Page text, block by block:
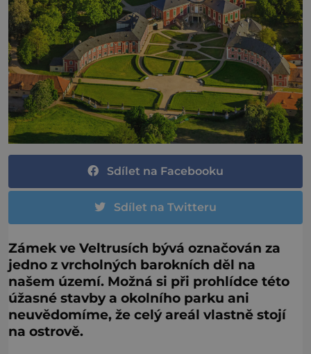
Sdílet na Facebooku
Sdílet na Twitteru
Zámek ve Veltrusích bývá označován za
jedno z vrcholných barokních děl na
našem území. Možná si při prohlídce této
úžasné stavby a okolního parku ani
neuvědomíme, že celý areál vlastně stojí
na ostrově.